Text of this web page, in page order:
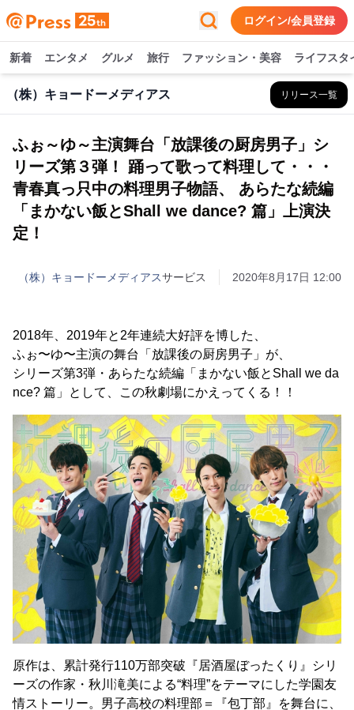
ログイン/会員登録
新着 エンタメ グルメ 旅行 ファッション・美容 ライフスタ
（株）キョードーメディアス リリース一覧
ふぉ～ゆ～主演舞台「放課後の厨房男子」シ
リーズ第３弾！ 踊って歌って料理して・・・
青春真っ只中の料理男子物語、 あらたな続編
「まかない飯とShall we dance? 篇」上演決
定！
（株）キョードーメディアスサービス 2020年8月17日 12:00
2018年、2019年と2年連続大好評を博した、
ふぉ〜ゆ〜主演の舞台「放課後の厨房男子」が、
シリーズ第3弾・あらたな続編「まかない飯とShall we da
nce? 篇」として、この秋劇場にかえってくる！！
原作は、累計発行110万部突破『居酒屋ぼったくり』シリ
ーズの作家・秋川滝美による“料理”をテーマにした学園友
情ストーリー。男子高校の料理部＝『包丁部』を舞台に、